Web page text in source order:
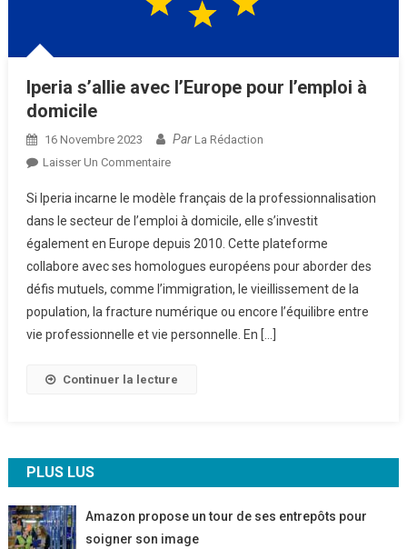
Iperia s’allie avec l’Europe pour l’emploi à
domicile
16 Novembre 2023 Par La Rédaction
Laisser Un CommentaireSur
S’allie
Avec
L’Europe
Pour
L’emploi
À
Si Iperia incarne le modèle français de la professionnalisation
dans le secteur de l’emploi à domicile, elle s’investit
également en Europe depuis 2010. Cette plateforme
collabore avec ses homologues européens pour aborder des
défis mutuels, comme l’immigration, le vieillissement de la
population, la fracture numérique ou encore l’équilibre entre
vie professionnelle et vie personnelle. En […]
Continuer la lecture
PLUS LUS
Amazon propose un tour de ses entrepôts pour
soigner son image